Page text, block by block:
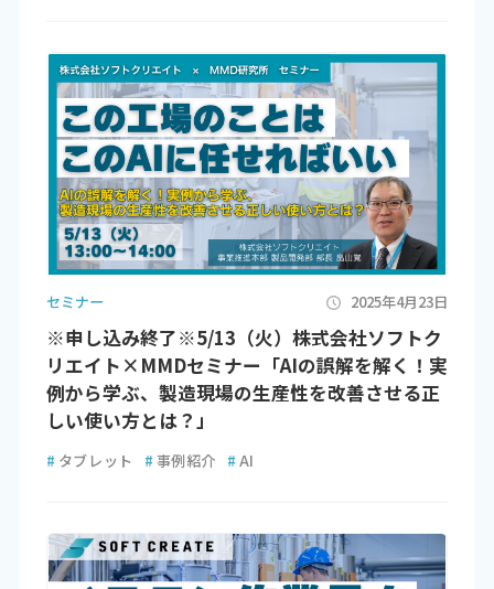
セミナー 2025年4月23日
※申し込み終了※5/13（火）株式会社ソフトク
リエイト×MMDセミナー「AIの誤解を解く！実
例から学ぶ、製造現場の生産性を改善させる正
しい使い方とは？」
# タブレット # 事例紹介 # AI